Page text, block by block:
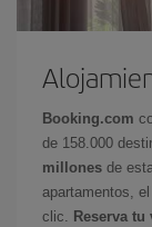
Booking.com
de 158.000
millones de
apartamentos,
clic.
Reserva